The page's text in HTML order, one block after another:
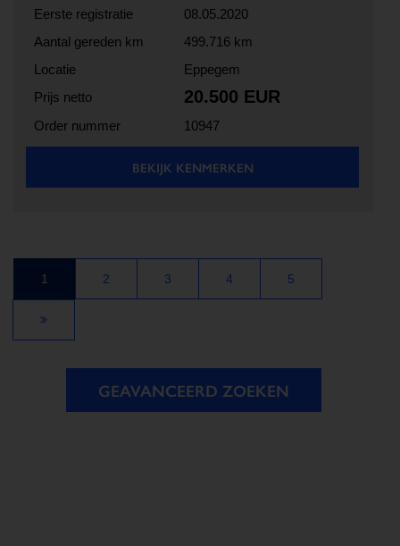
Eerste registratie
08.05.2020
Aantal gereden km
499.716 km
Locatie
Eppegem
Prijs netto
20.500 EUR
Order nummer 10947
BEKIJK KENMERKEN
1 2 3 4 5
GEAVANCEERD ZOEKEN